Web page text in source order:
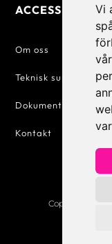
Vi
ACCESSIQ
Om oss
Teknisk support
Dokumentation
Kontakt
Copyright ©